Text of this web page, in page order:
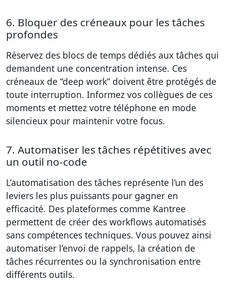
6. Bloquer des créneaux pour les tâches
profondes
Réservez des blocs de temps dédiés aux tâches qui
demandent une concentration intense. Ces
créneaux de “deep work” doivent être protégés de
toute interruption. Informez vos collègues de ces
moments et mettez votre téléphone en mode
silencieux pour maintenir votre focus.
7. Automatiser les tâches répétitives avec
un outil no-code
L’automatisation des tâches représente l’un des
leviers les plus puissants pour gagner en
efficacité. Des plateformes comme Kantree
permettent de créer des workflows automatisés
sans compétences techniques. Vous pouvez ainsi
automatiser l’envoi de rappels, la création de
tâches récurrentes ou la synchronisation entre
différents outils.